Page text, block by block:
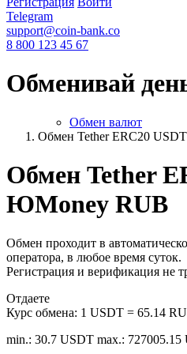
Telegram
support@coin-bank.co
8 800 123 45 67
Обменивай
Обмен валют
Обмен Tether ERC20
Обмен Tether
ЮMoney RUB
Обмен проходит в
оператора, в любое время суток.
Регистрация и верификация не
Отдаете
Курс обмена: 1 USDT = 65.14
min.: 30.7 USDT max.: 727005.15